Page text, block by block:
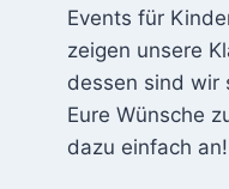
Events für
zeigen unsere
dessen sind wir
Eure Wünsche
dazu einfach an!